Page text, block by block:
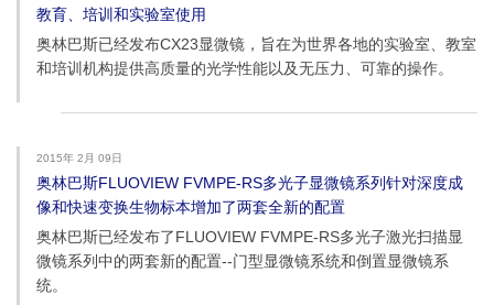
教育、培训和实验室使用
奥林巴斯已经发布CX23显微镜，旨在为世界各地的实验室、教室
和培训机构提供高质量的光学性能以及无压力、可靠的操作。
2015年 2月 09日
奥林巴斯FLUOVIEW FVMPE-RS多光子显微镜系列针对深度成
像和快速变换生物标本增加了两套全新的配置
奥林巴斯已经发布了FLUOVIEW FVMPE-RS多光子激光扫描显
微镜系列中的两套新的配置--门型显微镜系统和倒置显微镜系
统。